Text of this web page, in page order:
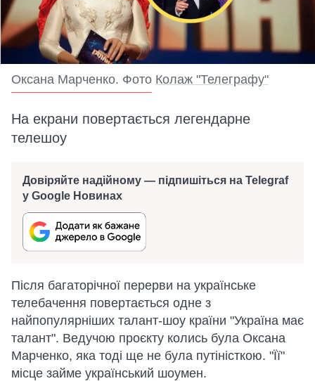
Оксана Марченко. Фото Колаж "Телеграфу"
На екрани повертається легендарне
телешоу
Довіряйте надійному — підпишіться на Telegraf
у Google Новинах
Після багаторічної перерви на українське
телебачення повертається одне з
найпопулярніших талант-шоу країни "Україна має
талант". Ведучою проєкту колись була Оксана
Марченко, яка тоді ще не була путіністкою. "Її"
місце займе український шоумен.